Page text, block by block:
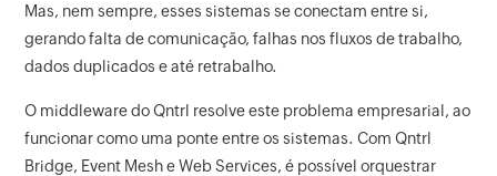
Mas, nem sempre, esses sistemas se conectam entre si,
gerando falta de comunicação, falhas nos fluxos de trabalho,
dados duplicados e até retrabalho.
O middleware do Qntrl resolve este problema empresarial, ao
funcionar como uma ponte entre os sistemas. Com Qntrl
Bridge, Event Mesh e Web Services, é possível orquestrar